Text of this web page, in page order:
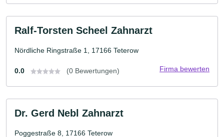
Ralf-Torsten Scheel Zahnarzt
Nördliche Ringstraße 1, 17166 Teterow
0.0 (0 Bewertungen) Firma bewerten
Dr. Gerd Nebl Zahnarzt
Poggestraße 8, 17166 Teterow